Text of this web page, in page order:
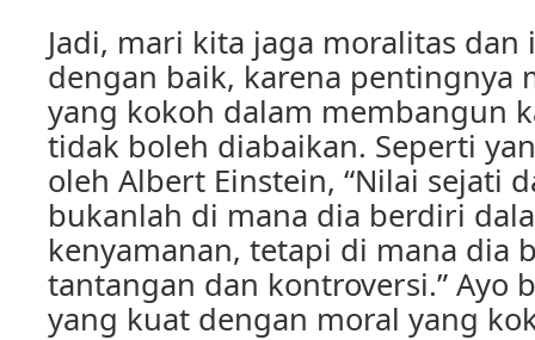
Jadi, mari kita jaga moralitas
dengan baik, karena pentingnya
yang kokoh dalam membangun
tidak boleh diabaikan. Seperti
oleh Albert Einstein, “Nilai sejati
bukanlah di mana dia berdiri
kenyamanan, tetapi di mana dia
tantangan dan kontroversi.” Ayo
yang kuat dengan moral yang